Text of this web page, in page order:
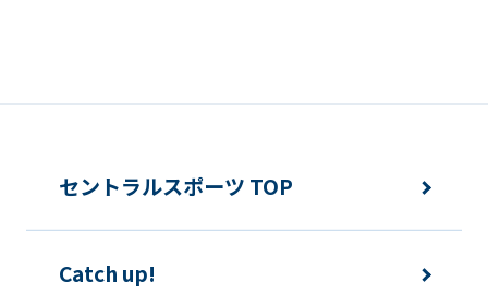
セントラルスポーツ TOP
Catch up!